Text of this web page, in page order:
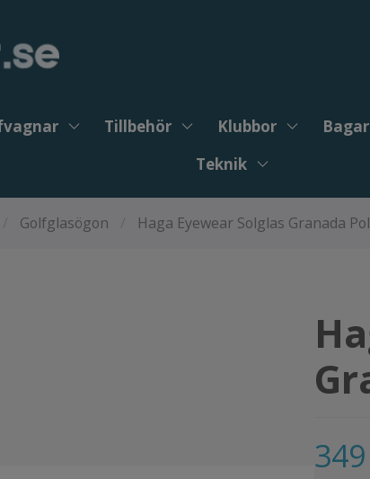
Tillbehör Klubbor Bagar
Teknik
Golfglasögon Haga Eyewear Solglas Granada